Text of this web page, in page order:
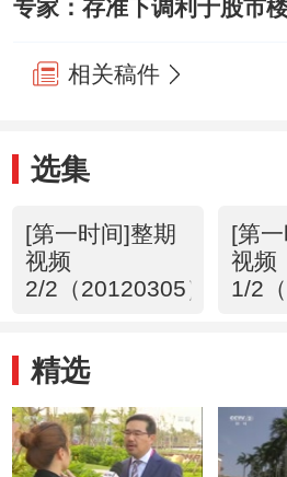
专家：存准下调利于股市
相关稿件
选集
[第一时间]整期
视频
2/2（20120305）
[第
视频
1/2
精选